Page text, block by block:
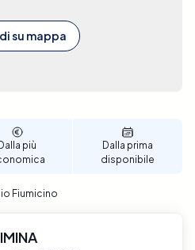
su mappa
più
Dalla prima
disponibile
Fiumicino